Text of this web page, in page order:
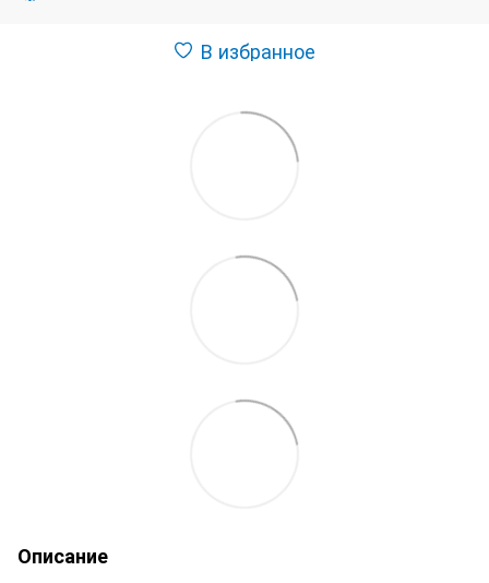
В избранное
Описание